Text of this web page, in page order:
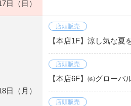
日 （日）
日 （月）
店頭販売
【本店1F】涼し気な夏
店頭販売
【本店6F】㈱グロー
店頭販売